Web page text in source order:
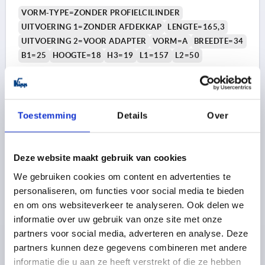
Toestemming Details Over
Deze website maakt gebruik van cookies
We gebruiken cookies om content en advertenties te
personaliseren, om functies voor social media te bieden
en om ons websiteverkeer te analyseren. Ook delen we
informatie over uw gebruik van onze site met onze
partners voor social media, adverteren en analyse. Deze
partners kunnen deze gegevens combineren met andere
informatie die u aan ze heeft verstrekt of die ze hebben
2) Plaatdikte max. 2,5mm
3) 1-punts vergrendelingssysteem
4) 3-punts vergrendelingssysteem
5) Tong K1114
6) Zwenkhendel
7) Adapter voor tongen kunststof of zink K2272
VORM-TYPE=ZONDER PROFIELCILINDER
UITVOERING 1=ZONDER AFDEKKAP
LENGTE=165,3
UITVOERING 2=VOOR ADAPTER
VORM=A
BREEDTE=34
B1=25
HOOGTE=18 H3=19 L1=157 L2=50
excl. BTW
plus verzendkosten
DETAILS
K2464 A
ZWENKHENDELS MET AFDEKKAP, VOOR ADAPTER,